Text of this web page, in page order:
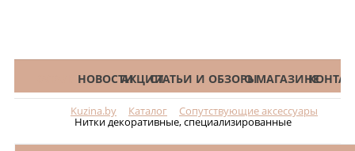
КАТАЛОГНОВОСТИАКЦИИСТАТЬИ И ОБЗОРЫО МАГАЗИНЕ
Kuzina.by Каталог Сопутствующие аксессуары
Нитки декоративные, специализированные